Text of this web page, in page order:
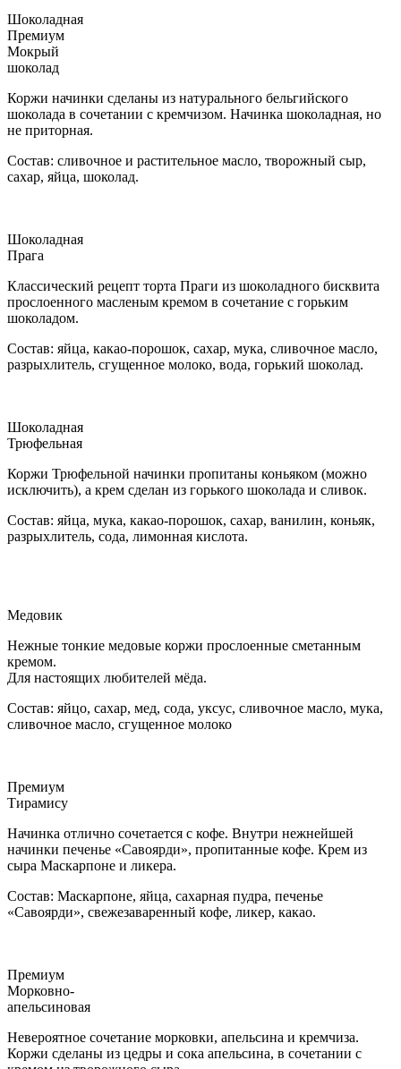
Шоколадная
Премиум
Мокрый
шоколад
Коржи начинки сделаны из натурального бельгийского
шоколада в сочетании с кремчизом. Начинка шоколадная, но
не приторная.
Состав: сливочное и растительное масло, творожный сыр,
сахар, яйца, шоколад.
Шоколадная
Прага
Классический рецепт торта Праги из шоколадного бисквита
прослоенного масленым кремом в сочетание с горьким
шоколадом.
Состав: яйца, какао-порошок, сахар, мука, сливочное масло,
разрыхлитель, сгущенное молоко, вода, горький шоколад.
Шоколадная
Трюфельная
Коржи Трюфельной начинки пропитаны коньяком (можно
исключить), а крем сделан из горького шоколада и сливок.
Состав: яйца, мука, какао-порошок, сахар, ванилин, коньяк,
разрыхлитель, сода, лимонная кислота.
Медовик
Нежные тонкие медовые коржи прослоенные сметанным
кремом.
Для настоящих любителей мёда.
Состав: яйцо, сахар, мед, сода, уксус, сливочное масло, мука,
сливочное масло, сгущенное молоко
Премиум
Тирамису
Начинка отлично сочетается с кофе. Внутри нежнейшей
начинки печенье «Савоярди», пропитанные кофе. Крем из
сыра Маскарпоне и ликера.
Состав: Маскарпоне, яйца, сахарная пудра, печенье
«Савоярди», свежезаваренный кофе, ликер, какао.
Премиум
Морковно-
апельсиновая
Невероятное сочетание морковки, апельсина и кремчиза.
Коржи сделаны из цедры и сока апельсина, в сочетании с